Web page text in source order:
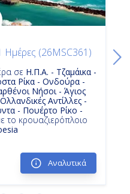
και Νεβις
και Νεβις
Σαιντ Κιτς
Ημέρες (26MSC361)
σε Η.Π.Α. - Τζαμάικα -
Ρίκα - Ονδούρα -
Νήσοι - Άγιος
Αντίλλες -
- Πουέρτο Ρίκο -
το κρουαζιερόπλοιο
Αναλυτικά